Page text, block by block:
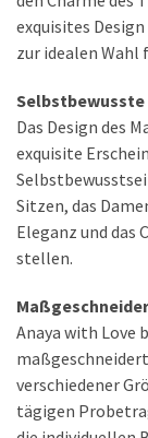
exquisites
zur idealen Wahl
Das Design des
exquisite
Sitzen, das
Eleganz und das
stellen.
Anaya with Love
verschiedener
tägigen